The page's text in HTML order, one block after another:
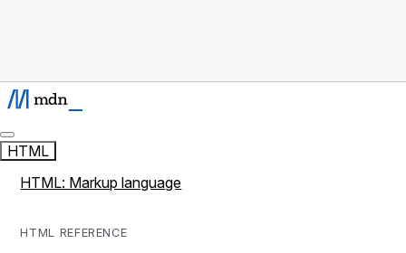
HTML
HTML: Markup language
HTML REFERENCE